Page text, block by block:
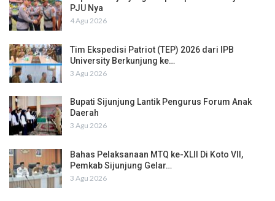
PJU Nya
4 Agu 2026
Tim Ekspedisi Patriot (TEP) 2026 dari IPB
University Berkunjung ke…
3 Agu 2026
Bupati Sijunjung Lantik Pengurus Forum Anak
Daerah
3 Agu 2026
Bahas Pelaksanaan MTQ ke-XLII Di Koto VII,
Pemkab Sijunjung Gelar…
3 Agu 2026